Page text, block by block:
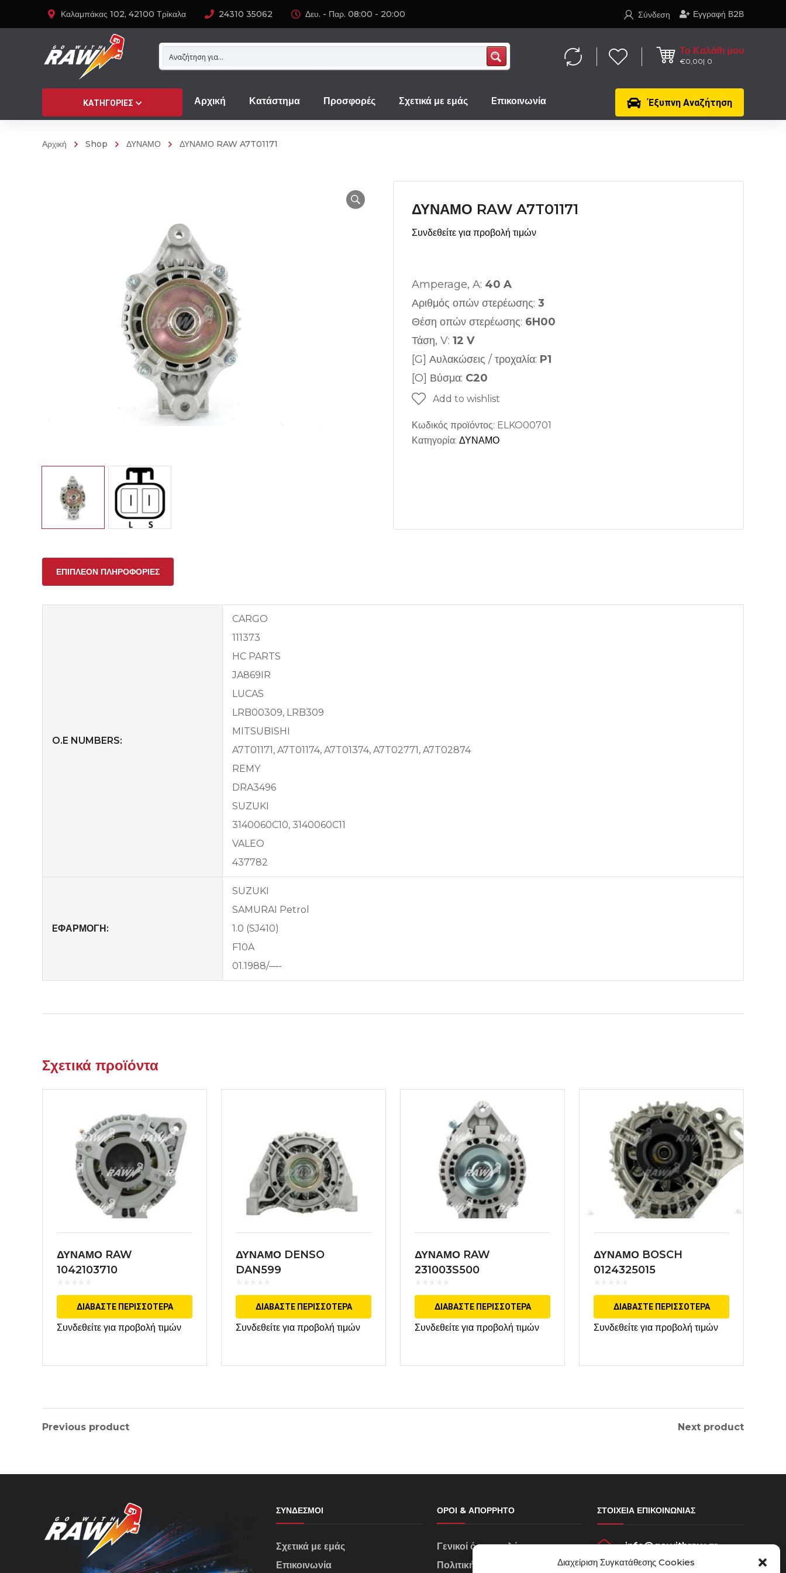
Διαχείριση Συγκατάθεσης Cookies
Καλαμπάκας 102, 42100 Τρίκαλα 24310 35062 Δευ. - Παρ. 08:00 - 20:00 Εγγραφή Β2Β
Σύνδεση
Το Καλάθι μου
€0,00 0
Έξυπνη Αναζήτηση
ΚΑΤΗΓΟΡΊΕΣ Αρχική Κατάστημα Προσφορές Σχετικά με εμάς Eπικοινωνία
Αρχική Shop ΔΥΝΑΜΟ ΔΥΝΑΜΟ RAW A7T01171
ΔΥΝΑΜΟ RAW A7T01171
Συνδεθείτε για προβολή τιμών
Amperage, A: 40 A
Αριθμός οπών στερέωσης: 3
Θέση οπών στερέωσης: 6H00
Τάση, V: 12 V
[G] Αυλακώσεις / τροχαλία: P1
[O] Βύσμα: C20
Add to wishlist
Κωδικός προϊόντος: ELKO00701
Κατηγορία: ΔΥΝΑΜΟ
ΕΠΙΠΛΈΟΝ ΠΛΗΡΟΦΟΡΊΕΣ
O.E NUMBERS:
CARGO
111373
HC PARTS
JA869IR
LUCAS
LRB00309, LRB309
MITSUBISHI
A7T01171, A7T01174, A7T01374, A7T02771, A7T02874
REMY
DRA3496
SUZUKI
3140060C10, 3140060C11
VALEO
437782
EΦΑΡΜΟΓΗ:
SUZUKI
SAMURAI Petrol
1.0 (SJ410)
F10A
01.1988/—-
Σχετικά προϊόντα
ΔΥΝΑΜΟ RAW
1042103710
ΔΙΑΒΆΣΤΕ ΠΕΡΙΣΣΌΤΕΡΑ
Συνδεθείτε για προβολή τιμών
ΔΥΝΑΜΟ DENSO
DAN599
ΔΙΑΒΆΣΤΕ ΠΕΡΙΣΣΌΤΕΡΑ
Συνδεθείτε για προβολή τιμών
ΔΥΝΑΜΟ RAW
231003S500
ΔΙΑΒΆΣΤΕ ΠΕΡΙΣΣΌΤΕΡΑ
Συνδεθείτε για προβολή τιμών
ΔΥΝΑΜΟ BOSCH
0124325015
ΔΙΑΒΆΣΤΕ ΠΕΡΙΣΣΌΤΕΡΑ
Συνδεθείτε για προβολή τιμών
Previous product Next product
ΣΎΝΔΕΣΜΟΙ
Σχετικά με εμάς
Επικοινωνία
ΌΡΟΙ & ΑΠΌΡΡΗΤΟ
Γενικοί όροι πωλήσεων
Πολιτική Απορρήτου
ΣΤΟΙΧΕΊΑ ΕΠΙΚΟΙΝΩΝΊΑΣ
info@gowithraw.gr
24310 35062